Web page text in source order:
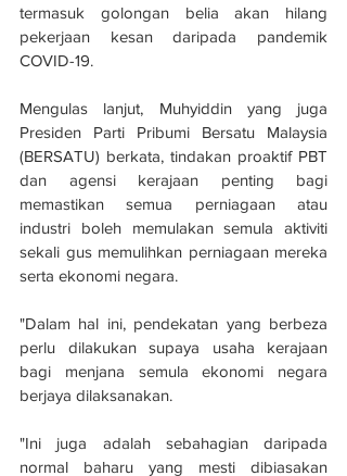
termasuk golongan belia akan hilang
pekerjaan kesan daripada pandemik
COVID-19.
Mengulas lanjut, Muhyiddin yang juga
Presiden Parti Pribumi Bersatu Malaysia
(BERSATU) berkata, tindakan proaktif PBT
dan agensi kerajaan penting bagi
memastikan semua perniagaan atau
industri boleh memulakan semula aktiviti
sekali gus memulihkan perniagaan mereka
serta ekonomi negara.
"Dalam hal ini, pendekatan yang berbeza
perlu dilakukan supaya usaha kerajaan
bagi menjana semula ekonomi negara
berjaya dilaksanakan.
"Ini juga adalah sebahagian daripada
normal baharu yang mesti dibiasakan